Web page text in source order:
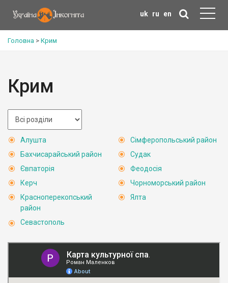
uk ru en
Головна > Крим
Крим
Алушта
Бахчисарайський район
Євпаторія
Керч
Красноперекопський
район
Севастополь
Сімферопольський район
Судак
Феодосія
Чорноморський район
Ялта